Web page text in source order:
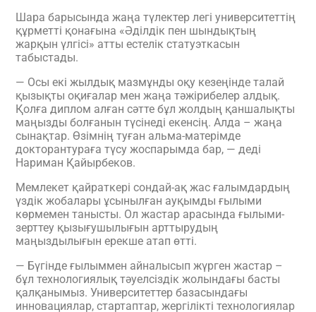
Шара барысында жаңа түлектер легі университеттің
құрметті қонағына «Әділдік пен шындықтың
жарқын үлгісі» атты естелік статуэткасын
табыстады.
— Осы екі жылдық мазмұнды оқу кезеңінде талай
қызықты оқиғалар мен жаңа тәжірибелер алдық.
Қолға диплом алған сәтте бұл жолдың қаншалықты
маңызды болғанын түсінеді екенсің. Алда – жаңа
сынақтар. Өзімнің туған альма-матерімде
докторантураға түсу жоспарымда бар, — деді
Нариман Қайырбеков.
Мемлекет қайраткері сондай-ақ жас ғалымдардың
үздік жобалары ұсынылған ауқымды ғылыми
көрмемен танысты. Ол жастар арасында ғылыми-
зерттеу қызығушылығын арттырудың
маңыздылығын ерекше атап өтті.
— Бүгінде ғылыммен айналысып жүрген жастар –
бұл технологиялық тәуелсіздік жолындағы басты
қалқанымыз. Университеттер базасындағы
инновациялар, стартаптар, жергілікті технологиялар